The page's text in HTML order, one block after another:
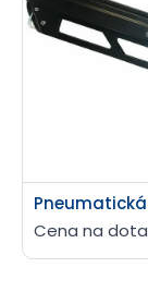
Pneumatická
Cena na